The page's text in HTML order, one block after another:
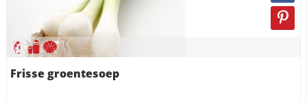
Frisse groentesoep